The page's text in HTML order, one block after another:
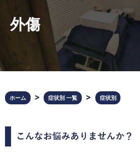
外傷
ホーム 症状別 一覧 症状別
こんなお悩みありませんか？